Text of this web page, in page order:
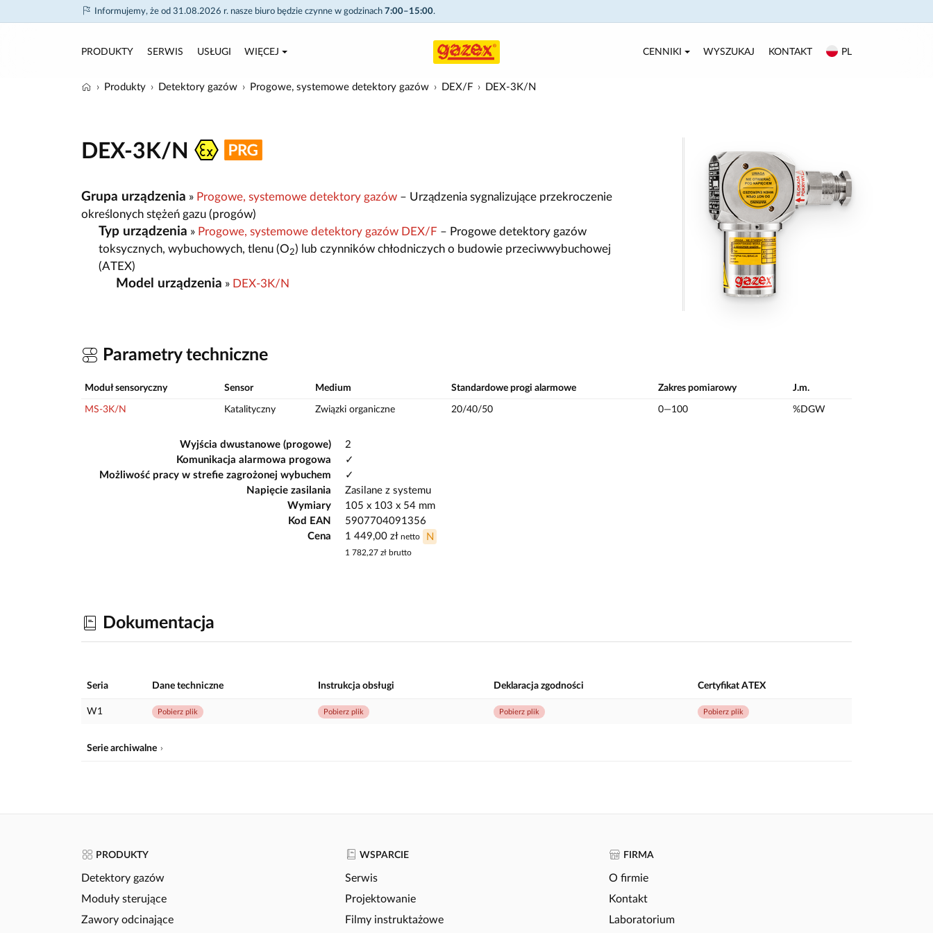
Informujemy, że od 31.08.2026 r. nasze biuro będzie czynne w godzinach 7:00–15:00.
PRODUKTY SERWIS USŁUGI WIĘCEJ CENNIKI WYSZUKAJ KONTAKT PL
Produkty Detektory gazów Progowe, systemowe detektory gazów DEX/F DEX-3K/N
DEX-3K/N
Grupa urządzenia » Progowe, systemowe detektory gazów – Urządzenia sygnalizujące przekroczenie
określonych stężeń gazu (progów)
Typ urządzenia » Progowe, systemowe detektory gazów DEX/F – Progowe detektory gazów
toksycznych, wybuchowych, tlenu (O2) lub czynników chłodniczych o budowie przeciwwybuchowej
(ATEX)
Model urządzenia » DEX-3K/N
Parametry techniczne
Moduł sensoryczny Sensor Medium Standardowe progi alarmowe Zakres pomiarowy J.m.
MS-3K/N Katalityczny Związki organiczne 20/40/50 0—100 %DGW
Wyjścia dwustanowe (progowe)
2
Komunikacja alarmowa progowa
✓
Możliwość pracy w strefie zagrożonej wybuchem
✓
Napięcie zasilania
Zasilane z systemu
Wymiary
105 x 103 x 54 mm
Kod EAN
5907704091356
Cena
1 449,00 zł netto N
1 782,27 zł brutto
Dokumentacja
Seria Dane techniczne Instrukcja obsługi Deklaracja zgodności Certyfikat ATEX
W1 Pobierz plik Pobierz plik Pobierz plik Pobierz plik
Serie archiwalne
PRODUKTY
Detektory gazów
Moduły sterujące
Zawory odcinające
WSPARCIE
Serwis
Projektowanie
Filmy instruktażowe
FIRMA
O firmie
Kontakt
Laboratorium